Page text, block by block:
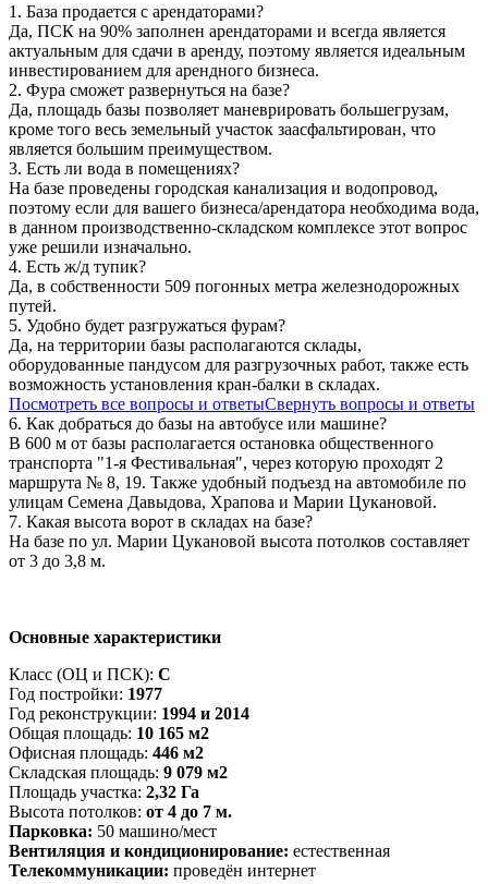
1. База продается с арендаторами?
Да, ПСК на 90% заполнен арендаторами и всегда является
актуальным для сдачи в аренду, поэтому является идеальным
инвестированием для арендного бизнеса.
2. Фура сможет развернуться на базе?
Да, площадь базы позволяет маневрировать большегрузам,
кроме того весь земельный участок заасфальтирован, что
является большим преимуществом.
3. Есть ли вода в помещениях?
На базе проведены городская канализация и водопровод,
поэтому если для вашего бизнеса/арендатора необходима вода,
в данном производственно-складском комплексе этот вопрос
уже решили изначально.
4. Есть ж/д тупик?
Да, в собственности 509 погонных метра железнодорожных
путей.
5. Удобно будет разгружаться фурам?
Да, на территории базы располагаются склады,
оборудованные пандусом для разгрузочных работ, также есть
возможность установления кран-балки в складах.
Посмотреть все вопросы и ответыСвернуть вопросы и ответы
6. Как добраться до базы на автобусе или машине?
В 600 м от базы располагается остановка общественного
транспорта "1-я Фестивальная", через которую проходят 2
маршрута № 8, 19. Также удобный подъезд на автомобиле по
улицам Семена Давыдова, Храпова и Марии Цукановой.
7. Какая высота ворот в складах на базе?
На базе по ул. Марии Цукановой высота потолков составляет
от 3 до 3,8 м.
Основные характеристики
Класс (ОЦ и ПСК): C
Год постройки: 1977
Год реконструкции: 1994 и 2014
Общая площадь: 10 165 м2
Офисная площадь: 446 м2
Складская площадь: 9 079 м2
Площадь участка: 2,32 Га
Высота потолков: от 4 до 7 м.
Парковка: 50 машино/мест
Вентиляция и кондиционирование: естественная
Телекоммуникации: проведён интернет